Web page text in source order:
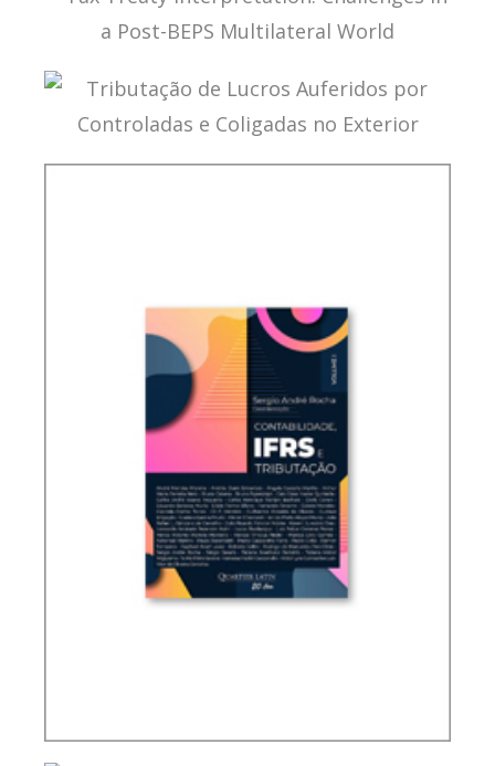
TAX TREATY INTERPRETATION: CHALLENGES IN
A POST-BEPS MULTILATERAL WORLD
TRIBUTAÇÃO DE LUCROS AUFERIDOS POR